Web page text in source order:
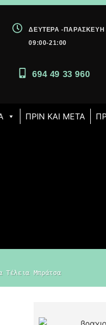
ΔΕΥΤΈΡΑ -ΠΑΡΑΣΚΕΥΉ
09:00-21:00
694 49 33 960
ΠΡΙΝ ΚΑΙ ΜΕΤΆ
Τέλεια Μπράτσα